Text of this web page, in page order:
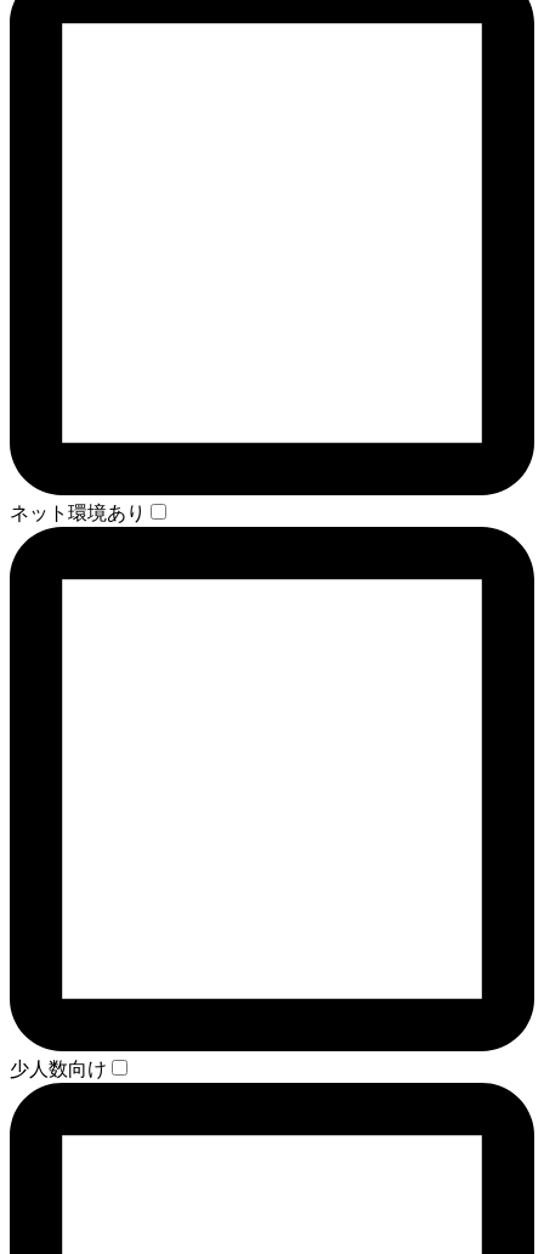
ネット環境あり
少人数向け